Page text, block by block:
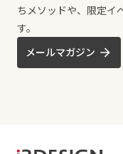
ちメソッドや、限定イ
す。
メールマガジン